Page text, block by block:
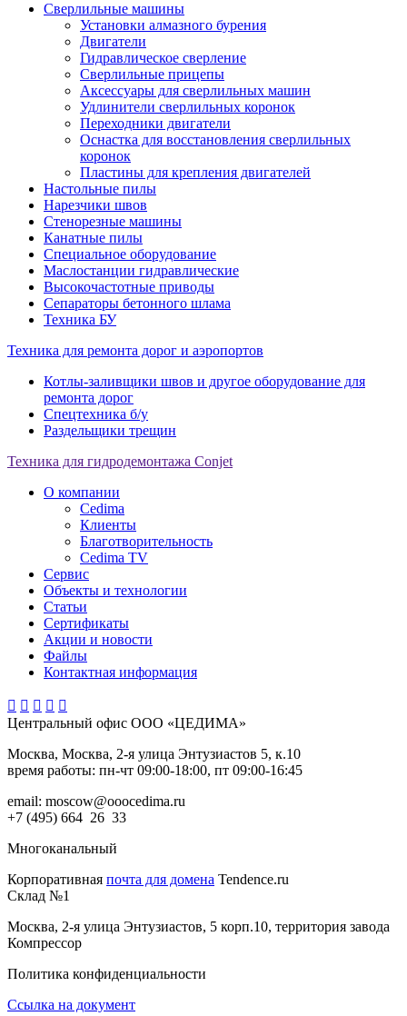
Сверлильные машины
Установки алмазного бурения
Двигатели
Гидравлическое сверление
Сверлильные прицепы
Аксессуары для сверлильных машин
Удлинители сверлильных коронок
Переходники двигатели
Оснастка для восстановления сверлильных
коронок
Пластины для крепления двигателей
Настольные пилы
Нарезчики швов
Стенорезные машины
Канатные пилы
Специальное оборудование
Маслостанции гидравлические
Высокочастотные приводы
Сепараторы бетонного шлама
Техника БУ
Техника для ремонта дорог и аэропортов
Котлы-заливщики швов и другое оборудование для
ремонта дорог
Спецтехника б/у
Раздельщики трещин
Техника для гидродемонтажа Conjet
О компании
Cedima
Клиенты
Благотворительность
Сedima TV
Сервис
Объекты и технологии
Статьи
Сертификаты
Акции и новости
Файлы
Контактная информация
    
Центральный офис ООО «ЦЕДИМА»
Москва, Москва, 2-я улица Энтузиастов 5, к.10
время работы: пн-чт 09:00-18:00, пт 09:00-16:45
email: moscow@ooocedima.ru
+7 (495) 664 26 33
Многоканальный
Корпоративная почта для домена Tendence.ru
Склад №1
Москва, 2-я улица Энтузиастов, 5 корп.10, территория завода
Компрессор
Политика конфиденциальности
Ссылка на документ